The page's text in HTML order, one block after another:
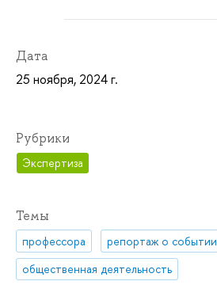
Дата
25 ноября, 2024 г.
Рубрики
Экспертиза
Темы
профессора
репортаж о событии
общественная деятельность